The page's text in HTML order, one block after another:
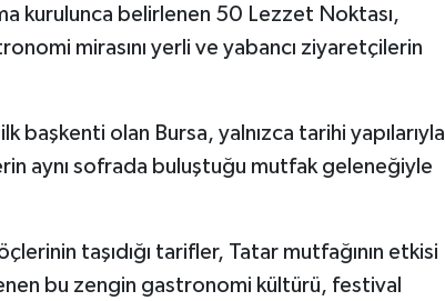
kurulunca belirlenen 50 Lezzet Noktası,
mirasını yerli ve yabancı ziyaretçilerin
başkenti olan Bursa, yalnızca tarihi yapılarıyla
aynı sofrada buluştuğu mutfak geleneğiyle
taşıdığı tarifler, Tatar mutfağının etkisi
bu zengin gastronomi kültürü, festival